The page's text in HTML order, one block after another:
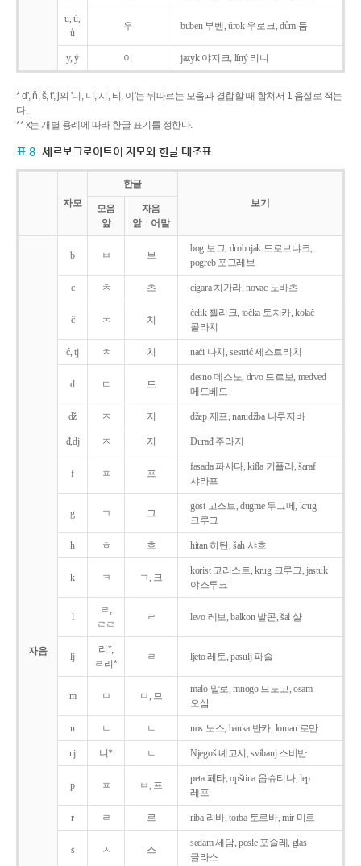
u, ú,
ů
우 buben 부벤, úrok 우로크, dům 둠
y, ý 이 jazyk야지크, líný 리니
* d', ň, š, t', j의 '디, 니, 시, 티, 이'는 뒤따르는 모음과 결합할 때 합쳐서 1 음절로 적는
다.
** x는 개별 용례에 따라 한글 표기를 정한다.
표 8 세르보크로아트어 자모와 한글 대조표
자모
한글
보기
모음
앞
자음
앞ㆍ어말
자음
b ㅂ 브
bog 보그, drobnjak 드로브냐크,
pogreb 포그레브
c ㅊ 츠 cigara 치가라, novac 노바츠
č ㅊ 치
čelik 첼리크, točka 토치카, kolač
콜라치
ć, tj ㅊ 치 naći 나치, sestrić 세스트리치
d ㄷ 드
desno 데스노, drvo 드르보, medved
메드베드
dž ㅈ 지 džep 제프, narudžba 나루지바
đ,dj ㅈ 지 Ðurađ 주라지
f ㅍ 프
fasada 파사다, kifla 키플라, šaraf
샤라프
g ㄱ 그
gost 고스트, dugme 두그메, krug
크루그
h ㅎ 흐 hitan 히탄, šah 샤흐
k ㅋ ㄱ, 크
korist 코리스트, krug 크루그, jastuk
야스투크
l
ㄹ,
ㄹㄹ
ㄹ levo 레보, balkon 발콘, šal 샬
lj
리*,
ㄹ리*
ㄹ ljeto 레토, pasulj 파술
m ㅁ ㅁ, 므
malo 말로, mnogo 므노고, osam
오삼
n ㄴ ㄴ nos 노스, banka 반카, loman 로만
nj 니* ㄴ Njegoš 녜고시, svibanj 스비반
p ㅍ ㅂ, 프
peta 페타, opština 옵슈티나, lep
레프
r ㄹ 르 riba 리바, torba 토르바, mir 미르
s ㅅ 스
sedam 세담, posle 포슬레, glas
글라스